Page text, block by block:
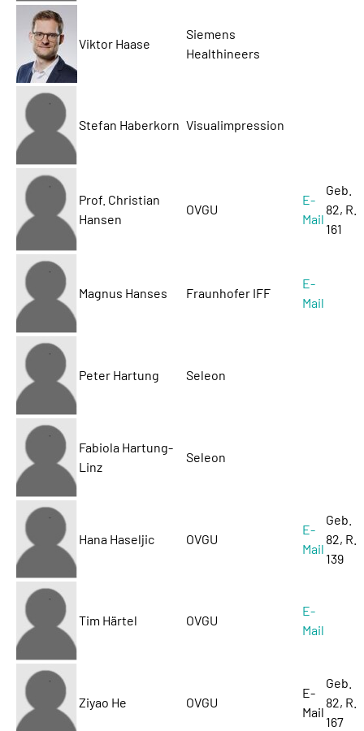
Viktor Haase
Siemens
Healthineers
Stefan Haberkorn Visualimpression
Prof. Christian
Hansen
OVGU
E-
Mail
Geb.
82, R.
161
Magnus Hanses Fraunhofer IFF
E-
Mail
Peter Hartung Seleon
Fabiola Hartung-
Linz
Seleon
Hana Haseljic OVGU
E-
Mail
Geb.
82, R.
139
Tim Härtel OVGU
E-
Mail
Ziyao He OVGU
E-
Mail
Geb.
82, R.
167